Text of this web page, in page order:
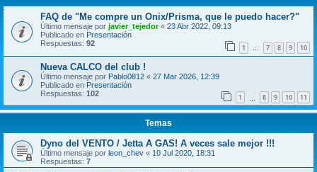
FAQ de "Me compre un Onix/Prisma, que le puedo hacer?"
Último mensaje por javier_tejedor« 23 Abr 2022, 09:13
Publicado en Presentación
Respuestas: 92 1 … 7 8 9 10
Nueva CALCO del club !
Último mensaje por Pablo0812 « 27 Mar 2026, 12:39
Publicado en Presentación
Respuestas: 102 1 8 9 10 11
Temas
Dyno del VENTO / Jetta A GAS! A veces sale mejor !!!
Último mensaje por leon_chev « 10 Jul 2020, 18:31
Respuestas: 7